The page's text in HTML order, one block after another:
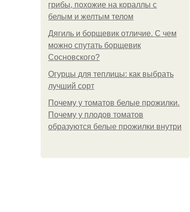
грибы, похожие на кораллы с
белым и желтым телом
Дягиль и борщевик отличие. С чем
можно спутать борщевик
Сосновского?
Огурцы для теплицы: как выбрать
лучший сорт
Почему у томатов белые прожилки.
Почему у плодов томатов
образуются белые прожилки внутри